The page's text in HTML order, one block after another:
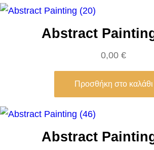
l
a
Abstract
0,00 €
Προσθήκη στο καλάθι
Abstract